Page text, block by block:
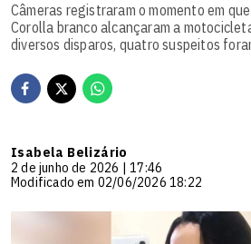
Câmeras registraram o momento em
Corolla branco alcançaram a
diversos disparos, quatro suspeitos
Isabela Belizário
2 de junho de 2026 | 17:46
Modificado em 02/06/2026 18:22